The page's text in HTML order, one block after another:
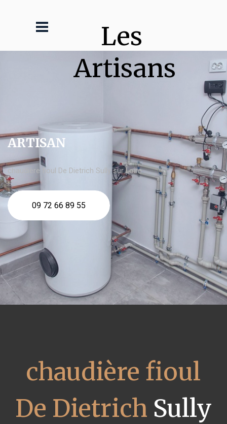
Les
Artisans
ARTISAN
chaudière fioul De Dietrich Sully sur Loire
09 72 66 89 55
chaudière fioul
De Dietrich Sully